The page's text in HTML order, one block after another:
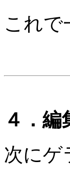
これで
４．編
次にゲ